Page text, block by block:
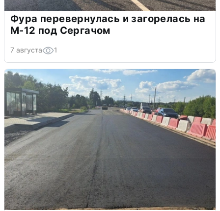
Фура перевернулась и загорелась на
М-12 под Сергачом
7 августа 1